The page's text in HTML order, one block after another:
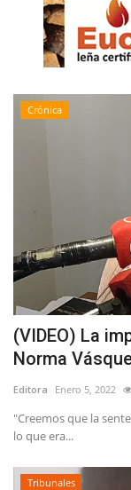
Crónica
(VIDEO) La
Norma
Editora Enero 5, 2022
"Creemos que la
lo que era...
Tribunales